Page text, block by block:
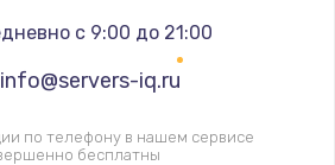
700 руб.
Заказать
с 9:00 до 21:00
info@servers-iq.ru
по телефону в нашем сервисе
бесплатны